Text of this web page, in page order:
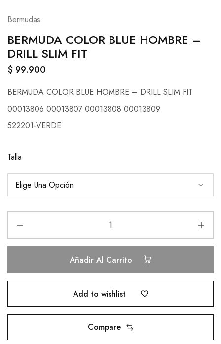
Bermudas
BERMUDA COLOR BLUE HOMBRE –
DRILL SLIM FIT
$ 99.900
BERMUDA COLOR BLUE HOMBRE – DRILL SLIM FIT
00013806 00013807 00013808 00013809
522201-VERDE
Talla
Añadir Al Carrito
Add to wishlist
Compare